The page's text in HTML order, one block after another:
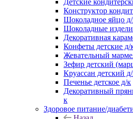
Детские
Конструктор
Шоколадное яйцо
Шоколадные
Декоративная
Конфеты детские д/
Жевательный
Зефир детский
Круассан детский
Печенье детское д/к
Декоративный
к
Здоровое питание/